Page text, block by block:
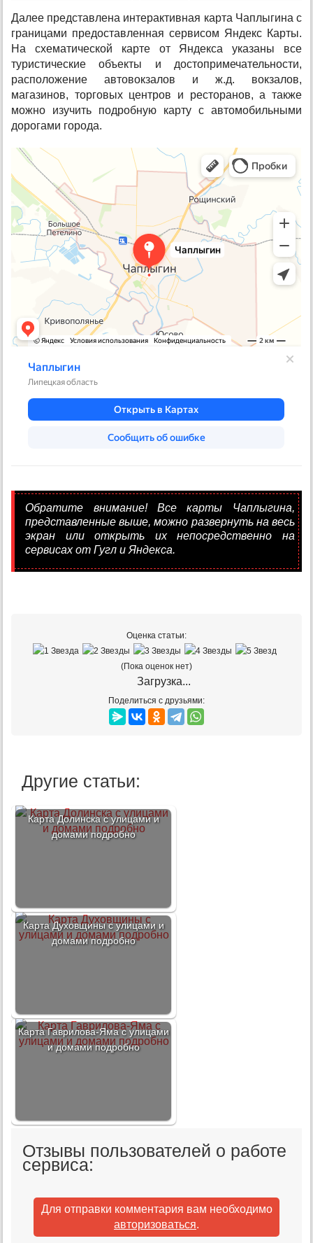
Далее представлена интерактивная карта Чаплыгина с
границами предоставленная сервисом Яндекс Карты.
На схематической карте от Яндекса указаны все
туристические объекты и достопримечательности,
расположение автовокзалов и ж.д. вокзалов,
магазинов, торговых центров и ресторанов, а также
можно изучить подробную карту с автомобильными
дорогами города.
Обратите внимание! Все карты Чаплыгина,
представленные выше, можно развернуть на весь
экран или открыть их непосредственно на
сервисах от Гугл и Яндекса.
Оценка статьи:
(Пока оценок нет)
Загрузка...
Поделиться с друзьями:
Другие статьи:
Карта Долинска с улицами и
домами подробно
Карта Духовщины с улицами и
домами подробно
Карта Гаврилова-Яма с улицами
и домами подробно
Отзывы пользователей о работе
сервиса:
Для отправки комментария вам необходимо
авторизоваться.